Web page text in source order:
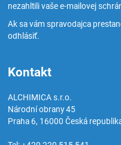
nezahltili vaše e-mailovej
Ak sa vám spravodajca
odhlásiť.
Kontakt
ALCHIMICA s.r.o.
Národní obrany 45
Praha 6, 16000Česká